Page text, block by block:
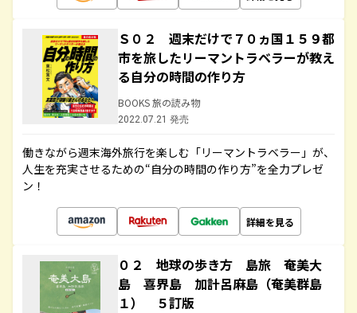
Ｓ０２ 週末だけで７０ヵ国１５９都
市を旅したリーマントラベラーが教え
る自分の時間の作り方
BOOKS 旅の読み物
2022.07.21 発売
働きながら週末海外旅行を楽しむ「リーマントラベラー」が、
人生を充実させるための“自分の時間の作り方”を全力プレゼ
ン！
詳細を見る
０２ 地球の歩き方 島旅 奄美大
島 喜界島 加計呂麻島（奄美群島
１） ５訂版